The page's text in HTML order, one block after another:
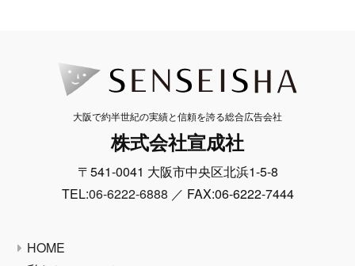
大阪で約半世紀の実績と信頼を誇る総合広告会社
株式会社宣成社
〒541-0041 大阪市中央区北浜1-5-8
TEL:06-6222-6888 ／ FAX:06-6222-7444
HOME